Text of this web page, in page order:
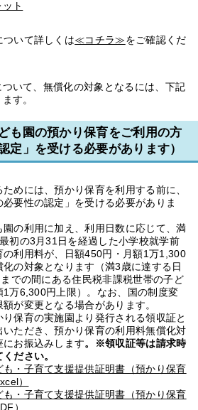
ト
いて詳しくは≪コチラ≫をご確認くだ
いて、無償化の対象となるには、下記
す。
も園の預かり保育をご利用の方
定」を受ける必要があります）
めには、預かり保育を利用する前に、
要性の認定」を受ける必要がありま
の利用に加え、利用日数に応じて、満
初の3月31日を経過した小学校就学前
の利用料が、日額450円・月額1万1,300
の対象となります（満3歳に達する日
での間にある住民税非課税世帯の子ど
1万6,300円上限）。なお、国の制度変
が変更となる場合があります。
保育の実施園より発行される領収証と
ただき、預かり保育の利用料無償化対
お振込みします。※領収証等は請求時
ださい。
・子育て支援提供証明書（預かり保育
）
・子育て支援提供証明書（預かり保育
）